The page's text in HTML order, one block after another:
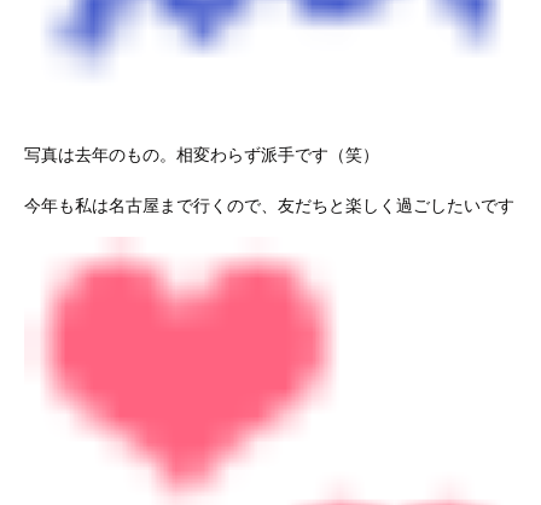
写真は去年のもの。相変わらず派手です（笑）
今年も私は名古屋まで行くので、友だちと楽しく過ごしたいです